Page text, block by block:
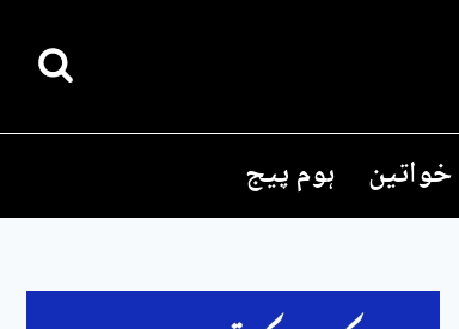
خواتین ہوم پیج